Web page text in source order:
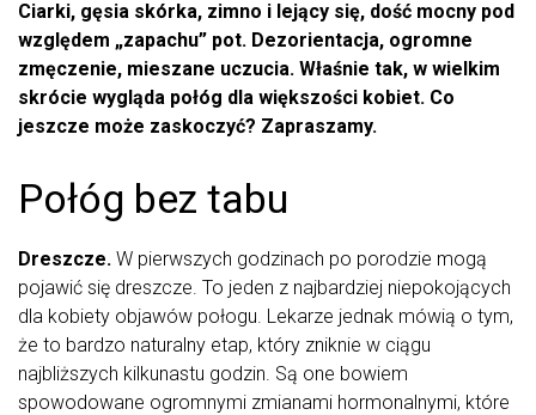
Ciarki, gęsia skórka, zimno i lejący się, dość mocny pod
względem „zapachu” pot. Dezorientacja, ogromne
zmęczenie, mieszane uczucia. Właśnie tak, w wielkim
skrócie wygląda połóg dla większości kobiet. Co
jeszcze może zaskoczyć? Zapraszamy.
Połóg bez tabu
Dreszcze. W pierwszych godzinach po porodzie mogą
pojawić się dreszcze. To jeden z najbardziej niepokojących
dla kobiety objawów połogu. Lekarze jednak mówią o tym,
że to bardzo naturalny etap, który zniknie w ciągu
najbliższych kilkunastu godzin. Są one bowiem
spowodowane ogromnymi zmianami hormonalnymi, które